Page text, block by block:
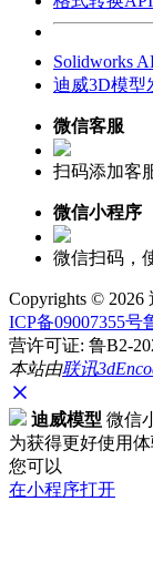
Solidworks
迪威3D模型
微信客服
扫码添加客
微信小程序
微信扫码，
Copyrights © 2026
ICP备09007355号
营许可证: 鲁B2-
本站由联讯
迪威模型 微信
为获得更好使用
您可以
在小程序打开